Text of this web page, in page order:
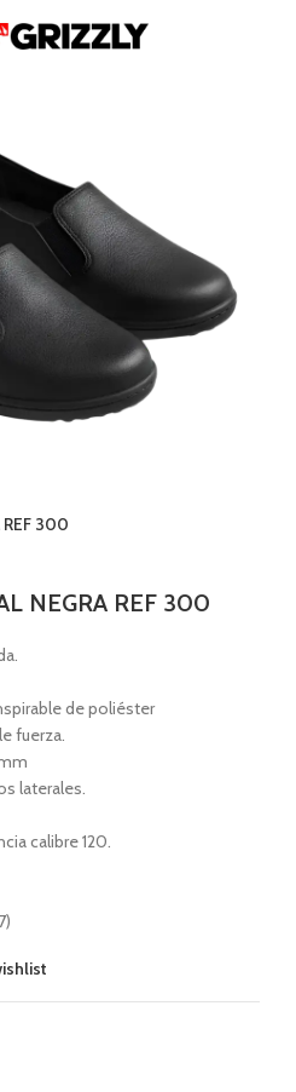
REF 300
NEGRA REF 300
de poliéster
fuerza.
laterales.
calibre 120.